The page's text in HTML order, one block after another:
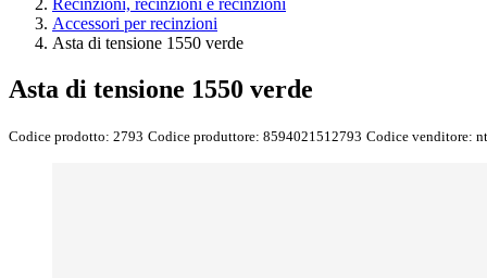
Recinzioni, recinzioni e recinzioni
Accessori per recinzioni
Asta di tensione 1550 verde
Asta di tensione 1550 verde
Codice prodotto: 2793 Codice produttore: 8594021512793 Codice venditore: